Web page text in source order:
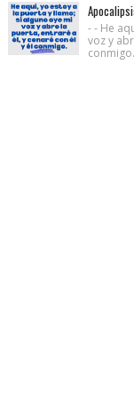
- - He
voz y